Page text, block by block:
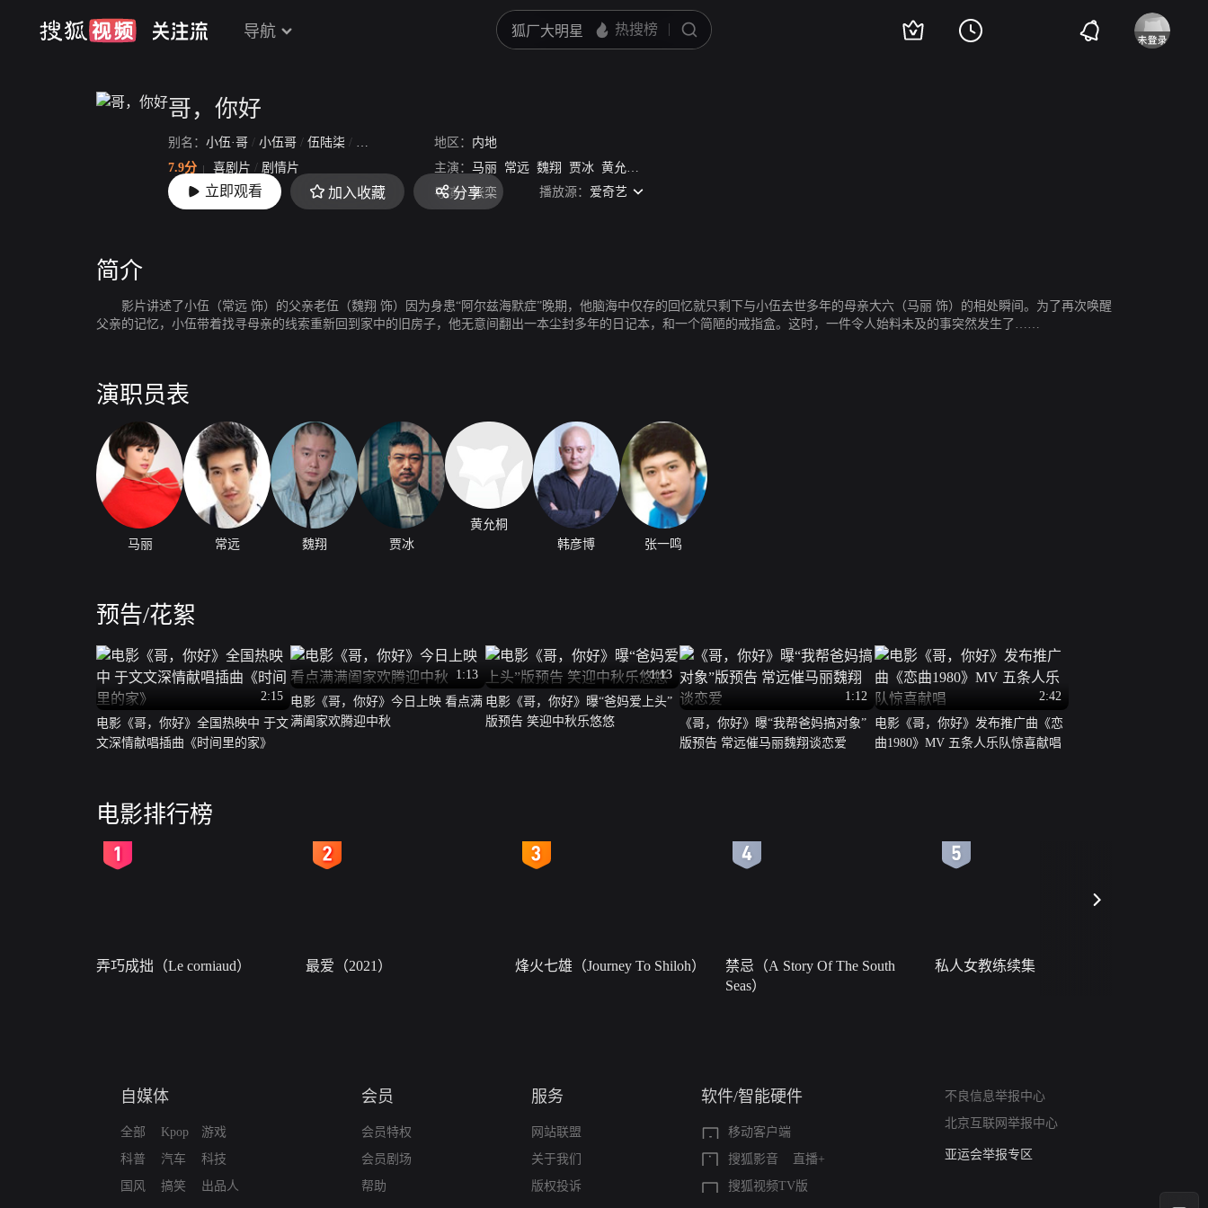
导航
哥，你好
别名： 小伍·哥 / 小伍哥 / 伍陆柒 / 你好，妈 Give Me Five/
地区： 内地
7.9分
喜剧片 / 剧情片 主演： 马丽 常远 魏翔 贾冰 黄允桐
上映：2022-04-30 导演：张栾
立即观看 加入收藏 分享 播放源： 爱奇艺
简介
影片讲述了小伍（常远 饰）的父亲老伍（魏翔 饰）因为身患“阿尔兹海默症”晚期，他脑海中仅存的回忆就只剩下与小伍去世多年的母亲大六（马丽 饰）的相处瞬间。为了再次唤醒
父亲的记忆，小伍带着找寻母亲的线索重新回到家中的旧房子，他无意间翻出一本尘封多年的日记本，和一个简陋的戒指盒。这时，一件令人始料未及的事突然发生了……
演职员表
马丽 常远 魏翔 贾冰
黄允桐
韩彦博
张一鸣
预告/花絮
2:15
电影《哥，你好》全国热映中 于文
文深情献唱插曲《时间里的家》
1:13
电影《哥，你好》今日上映 看点满
满阖家欢腾迎中秋
1:13
电影《哥，你好》曝“爸妈爱上头”
版预告 笑迎中秋乐悠悠
1:12
《哥，你好》曝“我帮爸妈搞对象”
版预告 常远催马丽魏翔谈恋爱
2:42
电影《哥，你好》发布推广曲《恋
曲1980》MV 五条人乐队惊喜献唱
电影排行榜
弄巧成拙（Le corniaud） 最爱（2021） 烽火七雄（Journey To Shiloh）
禁忌（A Story Of The South
Seas）
私人女教练续集
自媒体
全部
科普
国风
Kpop
汽车
搞笑
游戏
科技
出品人
会员
会员特权
会员剧场
帮助
服务
网站联盟
关于我们
版权投诉
软件/智能硬件
移动客户端
搜狐影音
直播+
搜狐视频TV版
不良信息举报中心
北京互联网举报中心
算法推荐专项举报
亚运会举报专区